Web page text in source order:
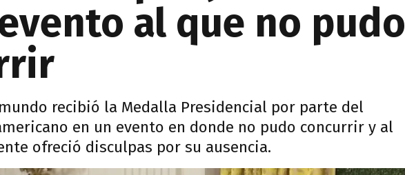
al que no pudo
recibió la Medalla Presidencial por parte del
en un evento en donde no pudo concurrir y al
ofreció disculpas por su ausencia.